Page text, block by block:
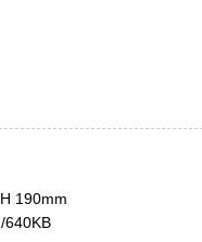
190mm
640KB